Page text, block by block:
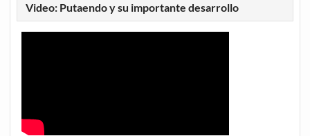
Video: Putaendo y su importante desarrollo